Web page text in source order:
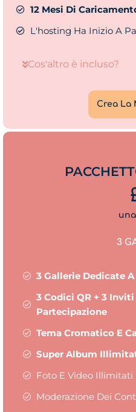
12 Mesi Di
L'hosting Ha Inizio A
Cos'altro è incluso?
Crea La
3
3 Gallerie Dedicate
3 Codici QR + 3
Partecipazione
Tema Cromatico E
Super Album
Foto E Video Illimitati
Moderazione Dei